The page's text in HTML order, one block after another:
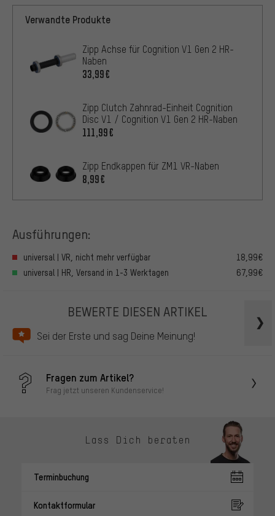
Verwandte Produkte
Zipp Achse für Cognition V1 Gen 2 HR-
Naben
33,99€
Zipp Clutch Zahnrad-Einheit Cognition
Disc V1 / Cognition V1 Gen 2 HR-Naben
111,99€
Zipp Endkappen für ZM1 VR-Naben
8,99€
Ausführungen:
universal | VR, nicht mehr verfügbar
18,99€
universal | HR, Versand in 1-3 Werktagen
67,99€
BEWERTE DIESEN ARTIKEL
Sei der Erste und sag Deine Meinung!
Fragen zum Artikel?
Frag jetzt unseren Kundenservice!
Lass Dich beraten
Terminbuchung
Kontaktformular